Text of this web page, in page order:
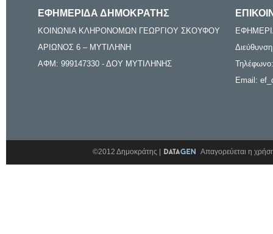
ΕΦΗΜΕΡΙΔΑ ΔΗΜΟΚΡΑΤΗΣ
ΚΟΙΝΩΝΙΑ ΚΛΗΡΟΝΟΜΩΝ ΓΕΩΡΓΙΟΥ ΣΚΟΥΦΟΥ
ΑΡΙΩΝΟΣ 6 – ΜΥΤΙΛΗΝΗ
ΑΦΜ: 999147330 - ΔΟΥ ΜΥΤΙΛΗΝΗΣ
Email:
©2012 Δημοκράτης | Απαγορεύεται η